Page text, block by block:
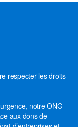
respecter les droits
notre ONG
aux dons de